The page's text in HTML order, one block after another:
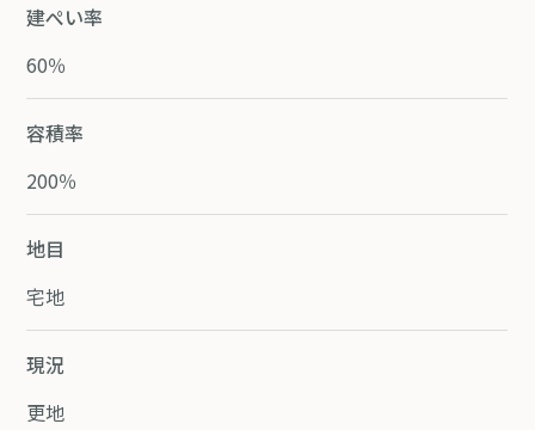
建ぺい率
60％
容積率
200％
地目
宅地
現況
更地